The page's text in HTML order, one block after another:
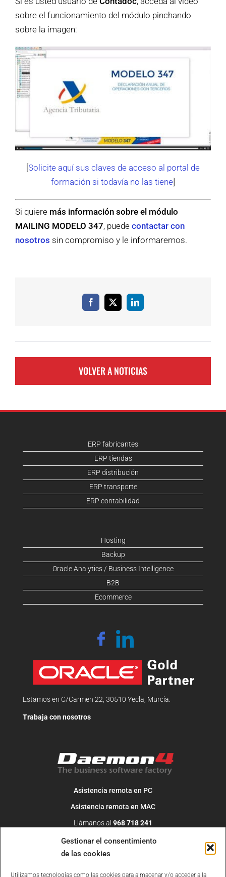
Gestionar el consentimiento
de las cookies
Utilizamos tecnologías como las cookies para almacenar y/o acceder a la
sobre el funcionamiento del módulo pinchando
sobre la imagen:
Solicite aquí sus claves de acceso al portal de
formación si todavía no las tiene
Si quiere más información sobre el módulo
MAILING MODELO 347, puede contactar con
nosotros sin compromiso y le informaremos.
Facebook
X LinkedIn
VOLVER A NOTICIAS
ERP fabricantes
ERP tiendas
ERP distribución
ERP transporte
ERP contabilidad
Hosting
Backup
Oracle Analytics / Business Intelligence
B2B
Ecommerce
Estamos en C/Carmen 22, 30510 Yecla, Murcia.
Trabaja con nosotros
Asistencia remota en PC
Asistencia remota en MAC
Llámanos al 968 718 241